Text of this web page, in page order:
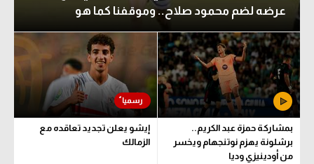
عرضه لضم محمود صلاح.. وموقفنا كما هو
بمشاركة حمزة عبد الكريم..
برشلونة يهزم نوتنجهام ويخسر
من أودينيزي وديا
إيشو يعلن تجديد تعاقده مع
الزمالك